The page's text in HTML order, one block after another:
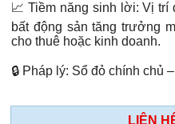
📈Tiềm năng sinh lời:Vị trí
bất động sản tăng trưởng
cho thuê hoặc kinh doanh.
🔒 Pháp lý: Sổ đỏ chính chủ
LIÊN